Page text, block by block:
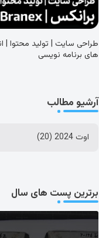
طراحی سایت | تولید محتوا |
های برنامه نویسی
آرشیو مطالب
برترین پست های سال